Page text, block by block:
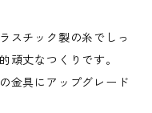
スチック製の糸でしっ
頑丈なつくりです。
金具にアップグレード